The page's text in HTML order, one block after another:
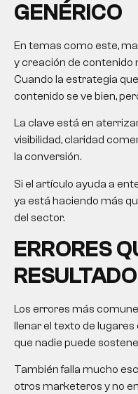
GENÉRICO
En temas como este,
y creación de contenido
Cuando la estrategia
contenido se ve bien,
La clave está en
visibilidad, claridad
la conversión.
Si el artículo ayuda a
ya está haciendo más
del sector.
ERRORES
Los errores más
llenar el texto de
que nadie puede
También falla mucho
otros marketeros y no